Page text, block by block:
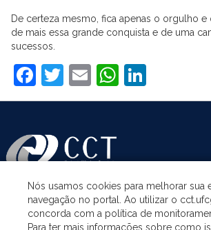
De certeza mesmo, fica apenas o orgulho
de mais essa grande conquista e de uma
sucessos.
Facebook
Twitter
Email
ASSUNTOS
Nós usamos cookies para melhorar sua
navegação no portal. Ao utilizar o
concorda com a política de
Para ter mais informações sobre como